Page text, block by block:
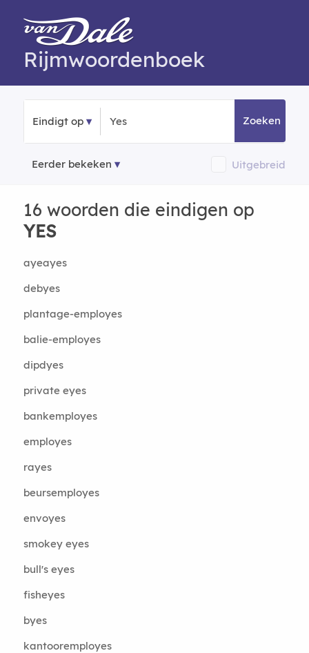
Rijmwoordenboek
Eindigt op Zoeken
Eerder bekeken Uitgebreid
16 woorden die eindigen op
YES
ayeayes
debyes
plantage-employes
balie-employes
dipdyes
private eyes
bankemployes
employes
rayes
beursemployes
envoyes
smokey eyes
bull's eyes
fisheyes
byes
kantooremployes